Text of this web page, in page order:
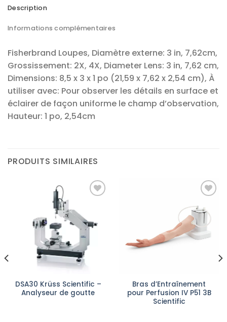
Description
Informations complémentaires
Fisherbrand Loupes, Diamètre externe: 3 in, 7,62cm,
Grossissement: 2X, 4X, Diameter Lens: 3 in, 7,62 cm,
Dimensions: 8,5 x 3 x 1 po (21,59 x 7,62 x 2,54 cm), À
utiliser avec: Pour observer les détails en surface et
éclairer de façon uniforme le champ d’observation,
Hauteur: 1 po, 2,54cm
PRODUITS SIMILAIRES
Ajouter
à la liste
d’envies
DSA30 Krüss Scientific –
Analyseur de goutte
Ajouter
à la liste
d’envies
Bras d’Entraînement
pour Perfusion IV P51 3B
Scientific